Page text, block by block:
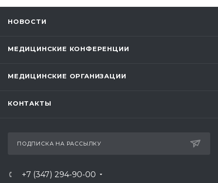
НОВОСТИ
МЕДИЦИНСКИЕ КОНФЕРЕНЦИИ
МЕДИЦИНСКИЕ ОРГАНИЗАЦИИ
КОНТАКТЫ
ПОДПИСКА НА РАССЫЛКУ
+7 (347) 294-90-00